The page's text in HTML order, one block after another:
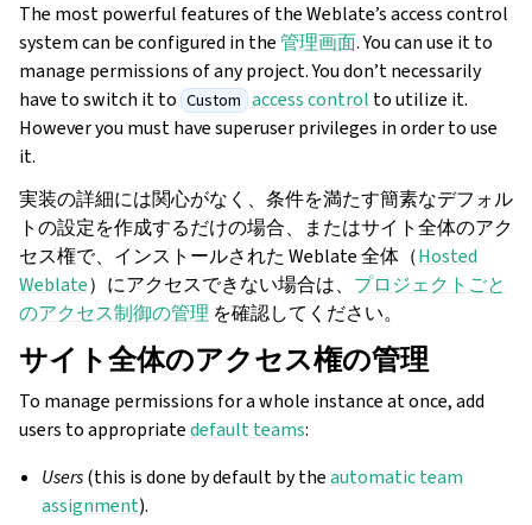
The most powerful features of the Weblate’s access control
system can be configured in the管理画面. You can use it to
manage permissions of any project. You don’t necessarily
have to switch it to Custom access control to utilize it.
However you must have superuser privileges in order to use
it.
実装の詳細には関心がなく、条件を満たす簡素なデフォル
トの設定を作成するだけの場合、またはサイト全体のアク
セス権で、インストールされた Weblate 全体（Hosted
Weblate）にアクセスできない場合は、 プロジェクトごと
のアクセス制御の管理 を確認してください。
サイト全体のアクセス権の管理
To manage permissions for a whole instance at once, add
users to appropriatedefault teams:
Users(this is done by default by theautomatic team
assignment).